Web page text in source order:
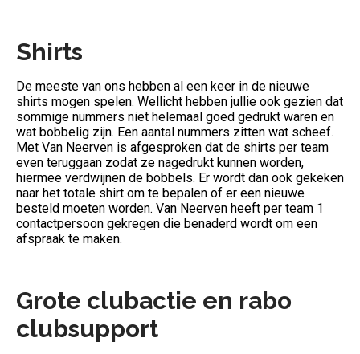
Shirts
De meeste van ons hebben al een keer in de nieuwe
shirts mogen spelen. Wellicht hebben jullie ook gezien dat
sommige nummers niet helemaal goed gedrukt waren en
wat bobbelig zijn. Een aantal nummers zitten wat scheef.
Met Van Neerven is afgesproken dat de shirts per team
even teruggaan zodat ze nagedrukt kunnen worden,
hiermee verdwijnen de bobbels. Er wordt dan ook gekeken
naar het totale shirt om te bepalen of er een nieuwe
besteld moeten worden. Van Neerven heeft per team 1
contactpersoon gekregen die benaderd wordt om een
afspraak te maken.
Grote clubactie en rabo
clubsupport